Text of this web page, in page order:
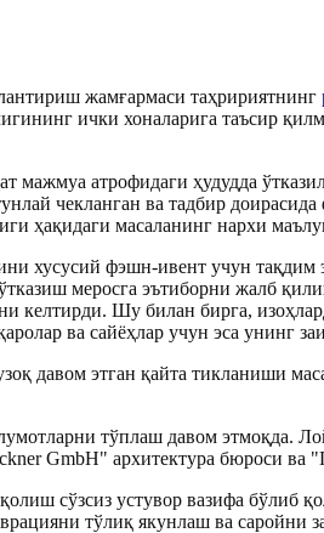
жамғармаси таҳририятнинг
ички хоналарига таъсир
атрофидаги ҳудудда
чекланган ва тадбир
ҳақидаги масаланинг нархи
хусусий фэшн-ивент учун
меросга эътиборни жалб
Шу билан бирга,
ва сайёҳлар учун эса унинг
давом этган қайта тикланиши
тўплаш давом этмоқда.
GmbH" архитектура бюроси ва "
сўзсиз устувор вазифа бўлиб
тўлиқ якунлаш ва